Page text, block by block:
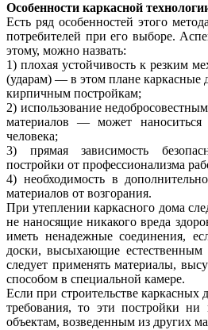
Особенности каркасной
Есть ряд особенностей этого
потребителей при его выборе.
этому, можно назвать:
1) плохая устойчивость к резким
(ударам) — в этом плане каркасные
кирпичным постройкам;
2) использование
материалов — может
человека;
3) прямая зависимость
постройки от профессионализма
4) необходимость в
материалов от возгорания.
При утеплении каркасного дома
не наносящие никакого вреда
иметь ненадежные соединения,
доски, высыхающие естественным
следует применять материалы,
способом в специальной камере.
Если при строительстве каркасных
требования, то эти постройки ни
объектам, возведенным из других